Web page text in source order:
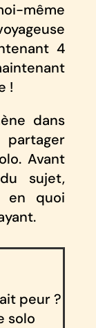
4
!
dans
Avant
sujet,
en quoi
peur ?
solo